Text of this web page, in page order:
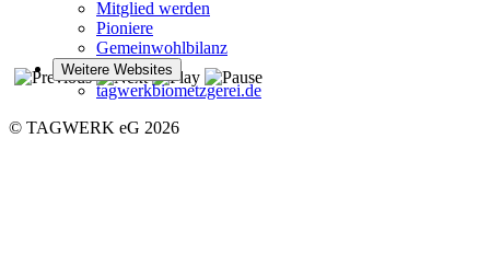
Mitglied werden
Pioniere
Gemeinwohlbilanz
Weitere Websites
tagwerkbiometzgerei.de
© TAGWERK eG 2026